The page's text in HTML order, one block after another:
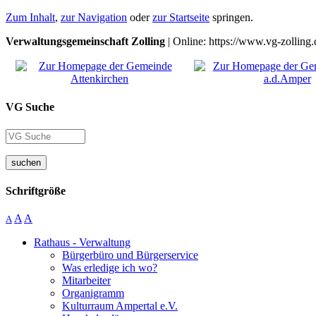
Zum Inhalt, zur Navigation oderzur Startseite springen.
Verwaltungsgemeinschaft Zolling | Online: https://www.vg-
VG Suche
suchen
Schriftgröße
A A A
Rathaus - Verwaltung
Bürgerbüro und Bürgerservice
Was erledige ich wo?
Mitarbeiter
Organigramm
Kulturraum Ampertal e.V.